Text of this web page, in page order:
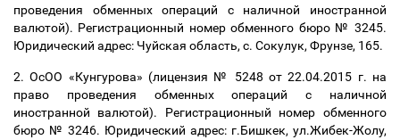
проведения обменных операций с наличной иностранной
валютой). Регистрационный номер обменного бюро № 3245.
Юридический адрес: Чуйская область, с. Сокулук, Фрунзе, 165.
2. ОсОО «Кунгурова» (лицензия № 5248 от 22.04.2015 г. на
право проведения обменных операций с наличной
иностранной валютой). Регистрационный номер обменного
бюро № 3246. Юридический адрес: г.Бишкек, ул.Жибек-Жолу,